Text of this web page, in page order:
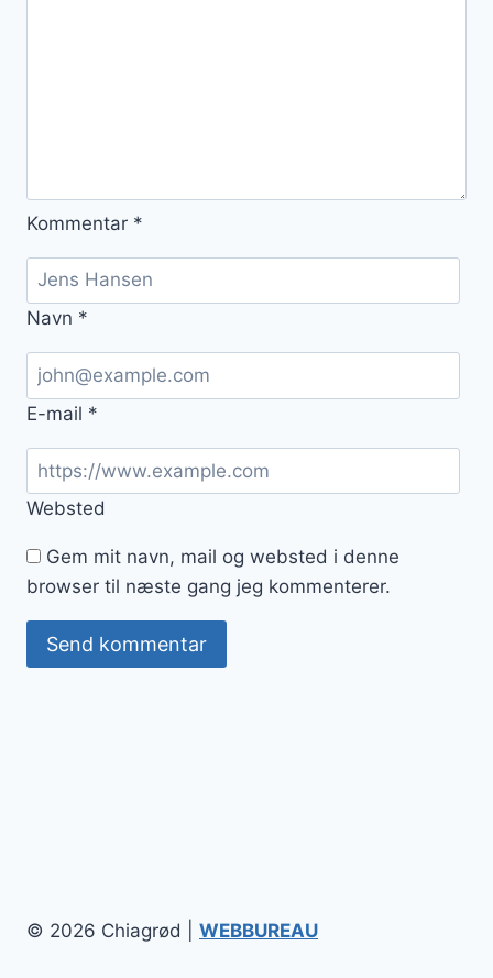
Kommentar *
Navn *
E-mail *
Websted
Gem mit navn, mail og websted i denne
browser til næste gang jeg kommenterer.
© 2026 Chiagrød | WEBBUREAU